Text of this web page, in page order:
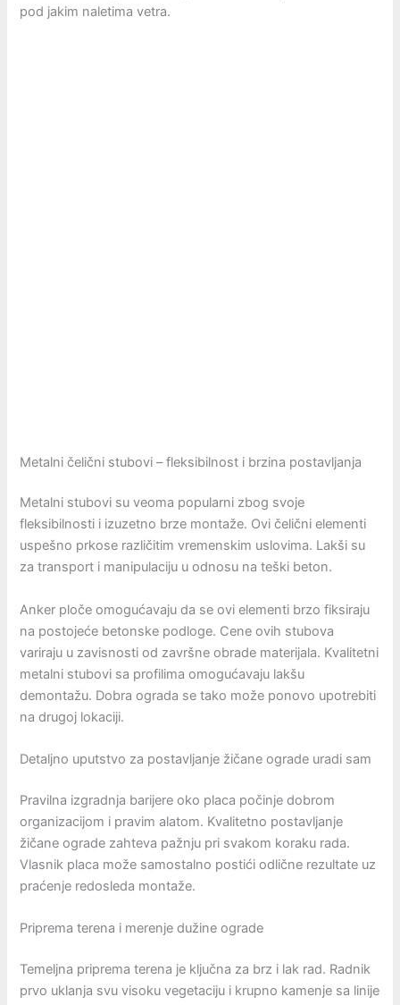
pod jakim naletima vetra.
Metalni čelični stubovi – fleksibilnost i brzina postavljanja
Metalni stubovi su veoma popularni zbog svoje
fleksibilnosti i izuzetno brze montaže. Ovi čelični elementi
uspešno prkose različitim vremenskim uslovima. Lakši su
za transport i manipulaciju u odnosu na teški beton.
Anker ploče omogućavaju da se ovi elementi brzo fiksiraju
na postojeće betonske podloge. Cene ovih stubova
variraju u zavisnosti od završne obrade materijala. Kvalitetni
metalni stubovi sa profilima omogućavaju lakšu
demontažu. Dobra ograda se tako može ponovo upotrebiti
na drugoj lokaciji.
Detaljno uputstvo za postavljanje žičane ograde uradi sam
Pravilna izgradnja barijere oko placa počinje dobrom
organizacijom i pravim alatom. Kvalitetno postavljanje
žičane ograde zahteva pažnju pri svakom koraku rada.
Vlasnik placa može samostalno postići odlične rezultate uz
praćenje redosleda montaže.
Priprema terena i merenje dužine ograde
Temeljna priprema terena je ključna za brz i lak rad. Radnik
prvo uklanja svu visoku vegetaciju i krupno kamenje sa linije